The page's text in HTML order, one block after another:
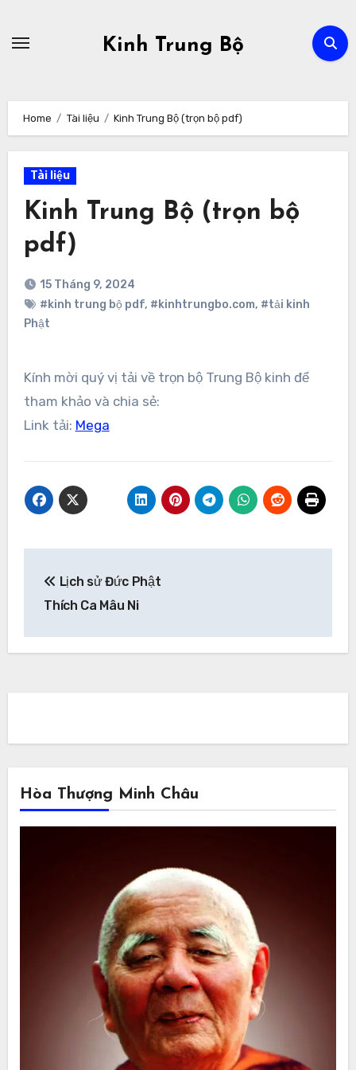
Kinh Trung Bộ
Home Tài liệu Kinh Trung Bộ (trọn bộ pdf)
Tài liệu
Kinh Trung Bộ (trọn bộ
pdf)
15 Tháng 9, 2024
#kinh trung bộ pdf, #kinhtrungbo.com, #tải kinh
Phật
Kính mời quý vị tải về trọn bộ Trung Bộ kinh để
tham khảo và chia sẻ:
Link tải: Mega
hướng
viết
Lịch sử Đức Phật
Thích Ca Mâu Ni
Hòa Thượng Minh Châu